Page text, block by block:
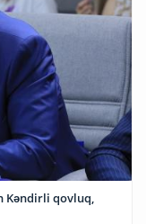
Kəndirli qovluq,